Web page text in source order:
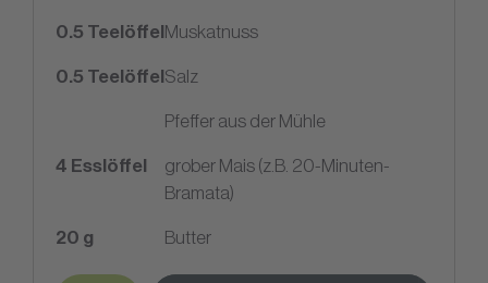
0.5 TeelöffelMuskatnuss
0.5 TeelöffelSalz
Pfeffer aus der Mühle
4 Esslöffel
grober Mais (z.B. 20-Minuten-
Bramata)
20 g Butter